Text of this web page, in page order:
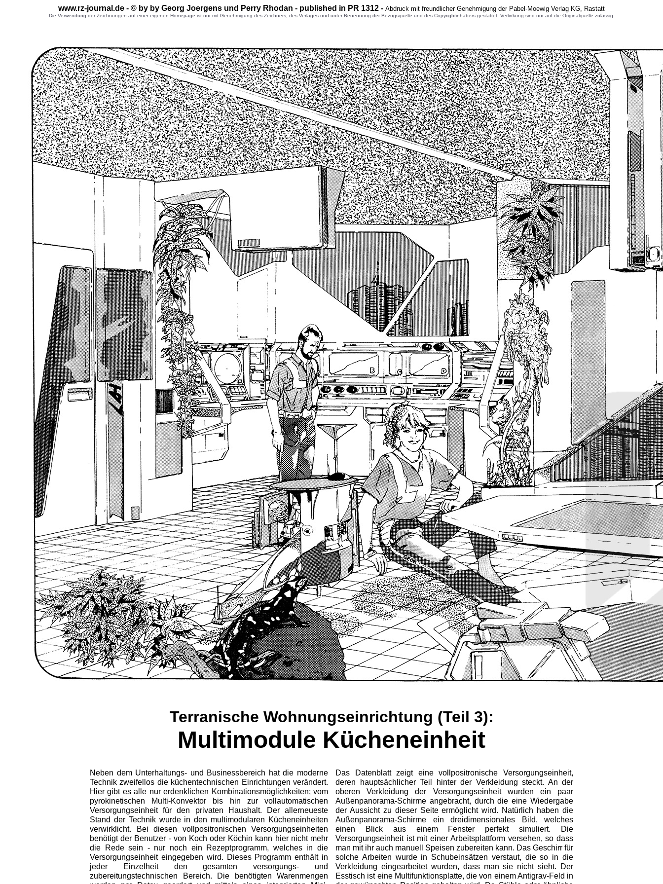
www.rz-journal.de - © by by Georg Joergens und Perry Rhodan - published in PR 1312 - Abdruck mit freundlicher Genehmigung der Pabel-Moewig Verlag KG, Rastatt
Die Verwendung der Zeichnungen auf einer eigenen Homepage ist nur mit Genehmigung des Zeichners, des Verlages und unter Benennung der Bezugsquelle und des Copyrightinhabers gestattet. Verlinkung sind nur auf die Originalquelle zulässig.
Terranische Wohnungseinrichtung (Teil 3):
Multimodule Kücheneinheit
Neben dem Unterhaltungs- und Businessbereich hat die moderne
Technik zweifellos die küchentechnischen Einrichtungen verändert.
Hier gibt es alle nur erdenklichen Kombinationsmöglichkeiten; vom
pyrokinetischen Multi-Konvektor bis hin zur vollautomatischen
Versorgungseinheit für den privaten Haushalt. Der allerneueste
Stand der Technik wurde in den multimodularen Kücheneinheiten
verwirklicht. Bei diesen vollpositronischen Versorgungseinheiten
benötigt der Benutzer - von Koch oder Köchin kann hier nicht mehr
die Rede sein - nur noch ein Rezeptprogramm, welches in die
Versorgungseinheit eingegeben wird. Dieses Programm enthält in
jeder Einzelheit den gesamten versorgungs- und
zubereitungstechnischen Bereich. Die benötigten Warenmengen
Das Datenblatt zeigt eine vollpositronische Versorgungseinheit,
deren hauptsächlicher Teil hinter der Verkleidung steckt. An der
oberen Verkleidung der Versorgungseinheit wurden ein paar
Außenpanorama-Schirme angebracht, durch die eine Wiedergabe
der Aussicht zu dieser Seite ermöglicht wird. Natürlich haben die
Außenpanorama-Schirme ein dreidimensionales Bild, welches
einen Blick aus einem Fenster perfekt simuliert. Die
Versorgungseinheit ist mit einer Arbeitsplattform versehen, so dass
man mit ihr auch manuell Speisen zubereiten kann. Das Geschirr für
solche Arbeiten wurde in Schubeinsätzen verstaut, die so in die
Verkleidung eingearbeitet wurden, dass man sie nicht sieht. Der
Esstisch ist eine Multifunktionsplatte, die von einem Antigrav-Feld in